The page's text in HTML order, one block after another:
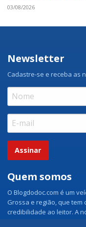
03/08/2026
Newsletter
Cadastre-se e receba as
Assinar
Quem somos
O Blogdodoc.com é um
Grossa e região, que tem
credibilidade ao leitor. A
nossos leitores tenham